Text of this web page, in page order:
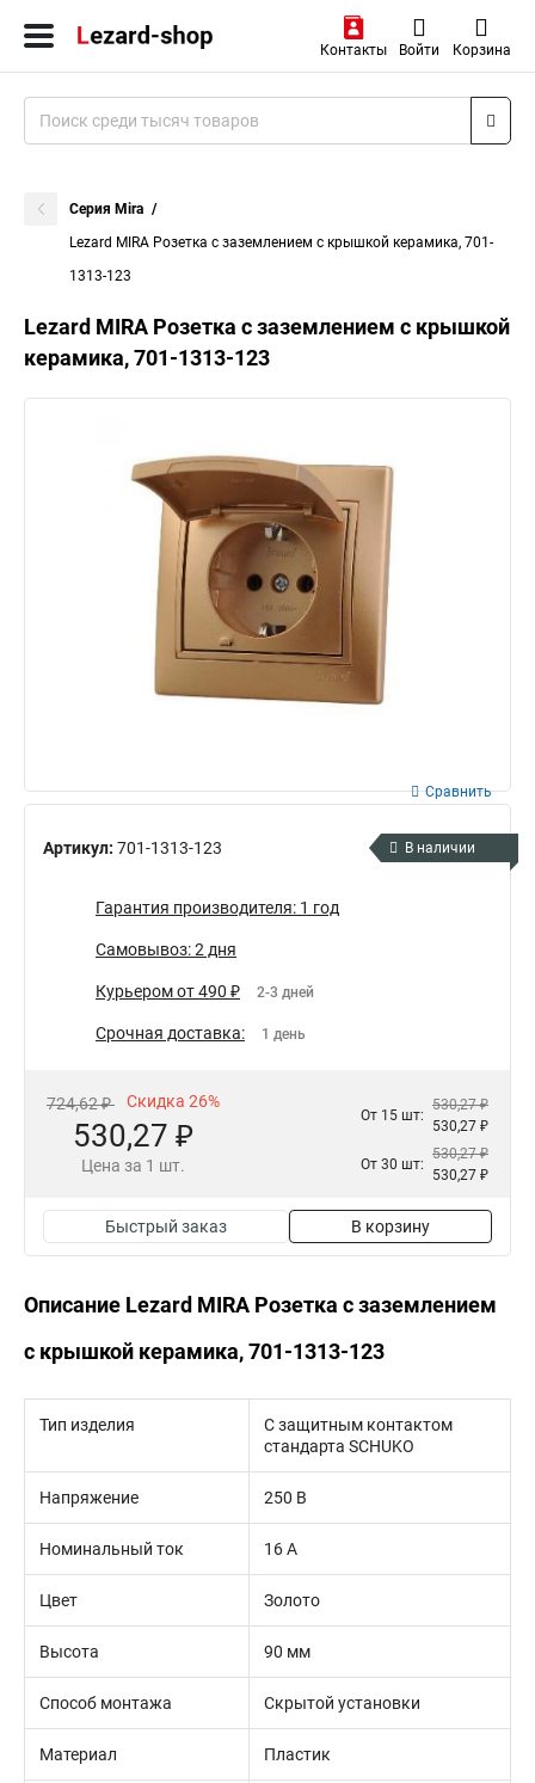
Контакты Войти Корзина
Серия Mira
Lezard MIRA Розетка с заземлением с крышкой керамика, 701-
1313-123
Lezard MIRA Розетка с заземлением с крышкой
керамика, 701-1313-123
Артикул: 701-1313-123
Сравнить
В наличии
Гарантия производителя: 1 год
Самовывоз: 2 дня
Курьером от 490 ₽ 2-3 дней
Срочная доставка: 1 день
724,62 ₽ Скидка 26%
530,27 ₽
Цена за 1 шт.
От 15 шт:
530,27 ₽
530,27 ₽
От 30 шт:
530,27 ₽
530,27 ₽
Быстрый заказ В корзину
Описание Lezard MIRA Розетка с заземлением
с крышкой керамика, 701-1313-123
Тип изделия
С защитным контактом
стандарта SCHUKO
Напряжение 250 В
Номинальный ток 16 А
Цвет Золото
Высота 90 мм
Способ монтажа Скрытой установки
Материал Пластик